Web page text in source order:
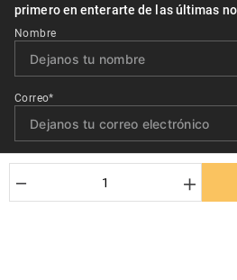
＋
－
primero en enterarte de las últimas
Nombre
Correo*
Quiero recibir el newsletter con